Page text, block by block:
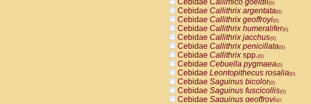
Cebidae Callimico goeldii(0)
Cebidae Callithrix argentata(0)
Cebidae Callithrix geoffroyi(0)
Cebidae Callithrix humeralifer(0)
Cebidae Callithrix jacchus(0)
Cebidae Callithrix penicillata(0)
Cebidae Callithrixspp.(0)
Cebidae Cebuella pygmaea(0)
Cebidae Leontopithecus rosalia(0)
Cebidae Saguinus bicolor(0)
Cebidae Saguinus fuscicollis(0)
Cebidae Saguinus geoffroyi(0)